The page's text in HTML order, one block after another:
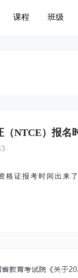
课程 班级
NTCE）报名
证报考时间出来